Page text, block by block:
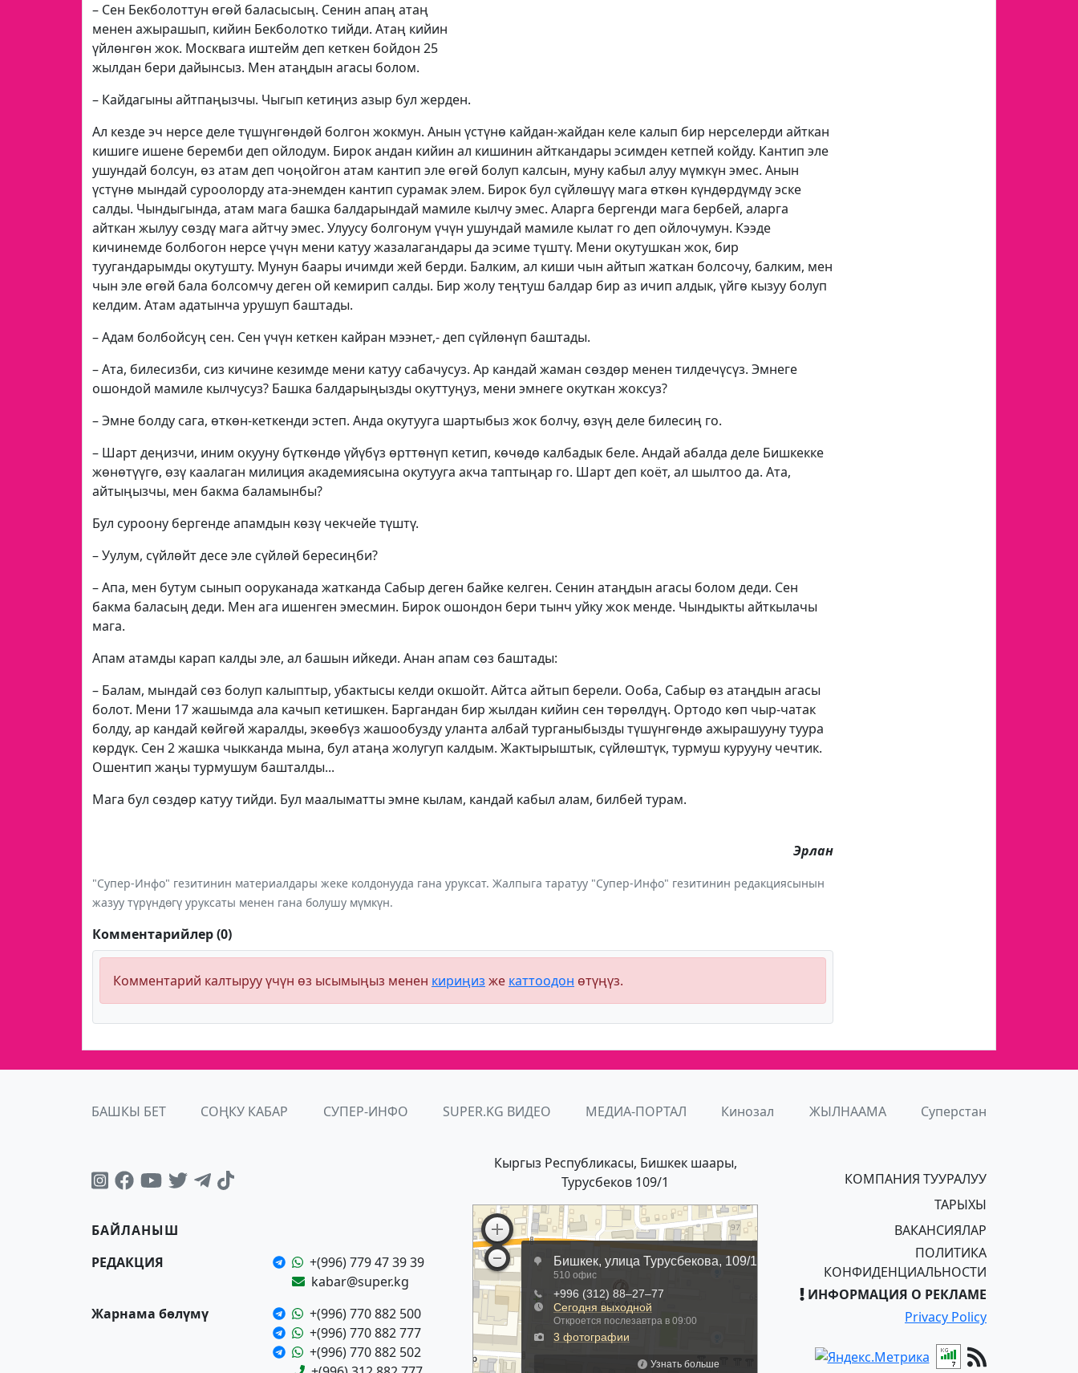
– Сен Бекболоттун өгөй баласысың. Сенин апаң атаң
менен ажырашып, кийин Бекболотко тийди. Атаң кийин
үйлөнгөн жок. Москвага иштейм деп кеткен бойдон 25
жылдан бери дайынсыз. Мен атаңдын агасы болом.
– Кайдагыны айтпаңызчы. Чыгып кетиңиз азыр бул жерден.
Ал кезде эч нерсе деле түшүнгөндөй болгон жокмун. Анын үстүнө кайдан-жайдан келе калып бир нерселерди айткан
кишиге ишене беремби деп ойлодум. Бирок андан кийин ал кишинин айткандары эсимден кетпей койду. Кантип эле
ушундай болсун, өз атам деп чоңойгон атам кантип эле өгөй болуп калсын, муну кабыл алуу мүмкүн эмес. Анын
үстүнө мындай суроолорду ата-энемден кантип сурамак элем. Бирок бул сүйлөшүү мага өткөн күндөрдүмдү эске
салды. Чындыгында, атам мага башка балдарындай мамиле кылчу эмес. Аларга бергенди мага бербей, аларга
айткан жылуу сөздү мага айтчу эмес. Улуусу болгонум үчүн ушундай мамиле кылат го деп ойлочумун. Кээде
кичинемде болбогон нерсе үчүн мени катуу жазалагандары да эсиме түштү. Мени окутушкан жок, бир
туугандарымды окутушту. Мунун баары ичимди жей берди. Балким, ал киши чын айтып жаткан болсочу, балким, мен
чын эле өгөй бала болсомчу деген ой кемирип салды. Бир жолу теңтуш балдар бир аз ичип алдык, үйгө кызуу болуп
келдим. Атам адатынча урушуп баштады.
– Адам болбойсуң сен. Сен үчүн кеткен кайран мээнет,- деп сүйлөнүп баштады.
– Ата, билесизби, сиз кичине кезимде мени катуу сабачусуз. Ар кандай жаман сөздөр менен тилдечүсүз. Эмнеге
ошондой мамиле кылчусуз? Башка балдарыңызды окуттуңуз, мени эмнеге окуткан жоксуз?
– Эмне болду сага, өткөн-кеткенди эстеп. Анда окутууга шартыбыз жок болчу, өзүң деле билесиң го.
– Шарт деңизчи, иним окууну бүткөндө үйүбүз өрттөнүп кетип, көчөдө калбадык беле. Андай абалда деле Бишкекке
жөнөтүүгө, өзү каалаган милиция академиясына окутууга акча таптыңар го. Шарт деп коёт, ал шылтоо да. Ата,
айтыңызчы, мен бакма баламынбы?
Бул суроону бергенде апамдын көзү чекчейе түштү.
– Уулум, сүйлөйт десе эле сүйлөй бересиңби?
– Апа, мен бутум сынып ооруканада жатканда Сабыр деген байке келген. Сенин атаңдын агасы болом деди. Сен
бакма баласың деди. Мен ага ишенген эмесмин. Бирок ошондон бери тынч уйку жок менде. Чындыкты айткылачы
мага.
Апам атамды карап калды эле, ал башын ийкеди. Анан апам сөз баштады:
– Балам, мындай сөз болуп калыптыр, убактысы келди окшойт. Айтса айтып берели. Ооба, Сабыр өз атаңдын агасы
болот. Мени 17 жашымда ала качып кетишкен. Баргандан бир жылдан кийин сен төрөлдүң. Ортодо көп чыр-чатак
болду, ар кандай көйгөй жаралды, экөөбүз жашообузду уланта албай турганыбызды түшүнгөндө ажырашууну туура
көрдүк. Сен 2 жашка чыкканда мына, бул атаңа жолугуп калдым. Жактырыштык, сүйлөштүк, турмуш курууну чечтик.
Ошентип жаңы турмушум башталды...
Мага бул сөздөр катуу тийди. Бул маалыматты эмне кылам, кандай кабыл алам, билбей турам.
Эрлан
"Супер-Инфо" гезитинин материалдары жеке колдонууда гана уруксат. Жалпыга таратуу "Супер-Инфо" гезитинин редакциясынын
жазуу түрүндөгү уруксаты менен гана болушу мүмкүн.
Комментарийлер (0)
Комментарий калтыруу үчүн өз ысымыңыз менен кириңиз же каттоодон өтүңүз.
БАШКЫ БЕТ СОҢКУ КАБАР СУПЕР-ИНФО SUPER.KG ВИДЕО МЕДИА-ПОРТАЛ Кинозал ЖЫЛНААМА Суперстан
БАЙЛАНЫШ
РЕДАКЦИЯ
+(996) 779 47 39 39
kabar@super.kg
Жарнама бөлүмү
+(996) 770 882 500
+(996) 770 882 777
+(996) 770 882 502
Кыргыз Республикасы, Бишкек шаары,
Турусбеков 109/1
КОМПАНИЯ ТУУРАЛУУ
ТАРЫХЫ
ВАКАНСИЯЛАР
ПОЛИТИКА
КОНФИДЕНЦИАЛЬНОСТИ
ИНФОРМАЦИЯ О РЕКЛАМЕ
Privacy Policy